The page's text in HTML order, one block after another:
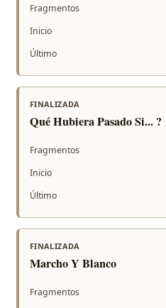
Fragmentos
Inicio
Último
FINALIZADA
Qué Hubiera Pasado Si... ?
Fragmentos
Inicio
Último
FINALIZADA
Marcho Y Blanco
Fragmentos